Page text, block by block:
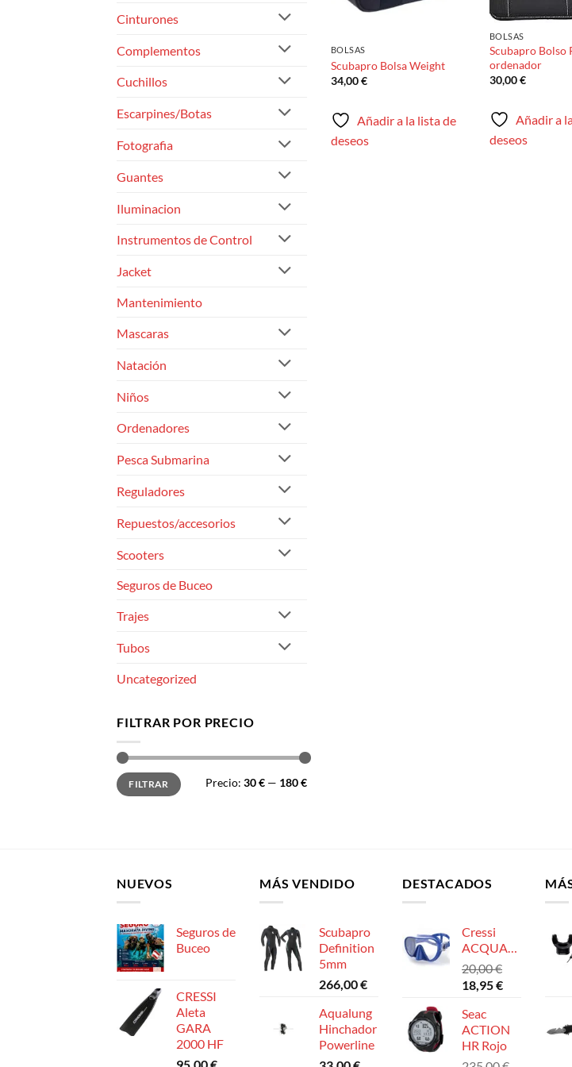
Cinturones
Complementos
Cuchillos
Escarpines/Botas
Fotografia
Guantes
Iluminacion
Instrumentos de Control
Jacket
Mantenimiento
Mascaras
Natación
Niños
Ordenadores
Pesca Submarina
Reguladores
Repuestos/accesorios
Scooters
Seguros de Buceo
Trajes
Tubos
Uncategorized
FILTRAR POR PRECIO
Precio
mínimo
Precio
máximo
FILTRAR Precio: 30 € — 180 €
BOLSAS
Scubapro Bolsa Weight
34,00€
Añadir a la lista de
deseos
BOLSAS
Scubapro Bolso
ordenador
30,00€
Añadir a
deseos
NUEVOS
Seguros de
Buceo
CRESSI
Aleta
GARA
2000 HF
MÁS VENDIDO
Scubapro
Definition
5mm
266,00€
Aqualung
Hinchador
Powerline
DESTACADOS
Cressi
ACQUARELLA
20,00€
El
original
era:
20,00 €.
18,95€El
es:
18,95 €.
Seac
ACTION
HR Rojo